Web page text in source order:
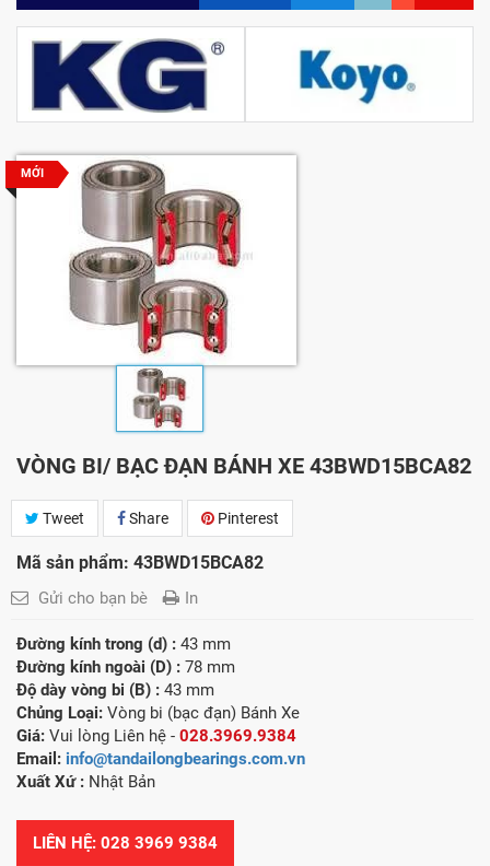
MỚI
VÒNG BI/ BẠC ĐẠN BÁNH XE 43BWD15BCA82
Tweet Share Pinterest
Mã sản phẩm: 43BWD15BCA82
Gửi cho bạn bè In
Đường kính trong (d) : 43 mm
Đường kính ngoài (D) : 78 mm
Độ dày vòng bi (B) : 43 mm
Chủng Loại: Vòng bi (bạc đạn) Bánh Xe
Giá: Vui lòng Liên hệ - 028.3969.9384
Email: info@tandailongbearings.com.vn
Xuất Xứ : Nhật Bản
LIÊN HỆ: 028 3969 9384